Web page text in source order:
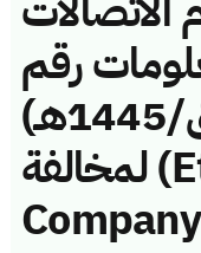
رقم
(45114960/ق/1445هـ)
لمخالفة (Etihad Etisalat